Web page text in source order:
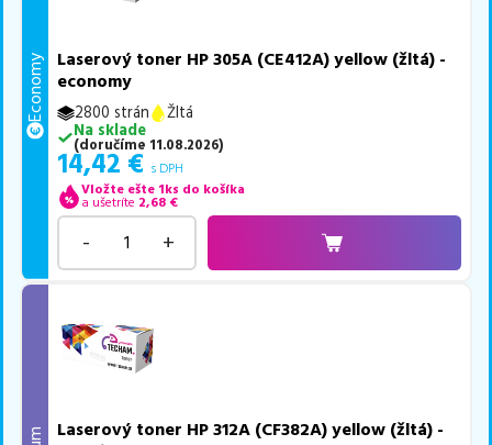
Economy
Laserový toner HP 305A (CE412A) yellow (žltá) -
economy
2800 strán
Žltá
Na sklade
(doručíme 11.08.2026)
14,42 € s DPH
Vložte ešte 1ks do košíka
a ušetríte 2,68 €
- +
Laserový toner HP 312A (CF382A) yellow (žltá) -